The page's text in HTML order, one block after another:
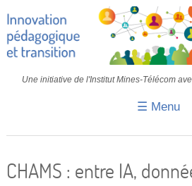
Une initiative de l'Institut Mines-Télécom
☰ Menu
CHAMS : entre IA,